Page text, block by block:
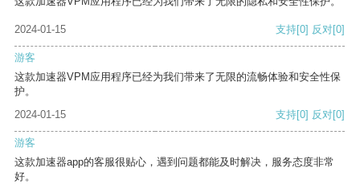
2024-01-15 支持[0] 反对[0]
游客
这款加速器VPM应用程序已经为我们带来了无限的流畅体验和安全性保
护。
2024-01-15
支持[0] 反对[0]
游客
这款加速器app的客服很贴心，遇到问题都能及时解决，服务态度非常
好。